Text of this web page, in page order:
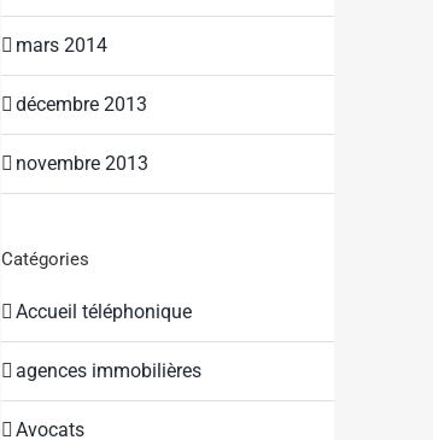
mars 2014
décembre 2013
novembre 2013
Catégories
Accueil téléphonique
agences immobilières
Avocats